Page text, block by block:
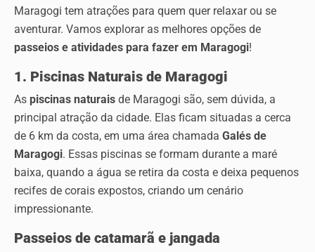
Maragogi tem atrações para quem quer relaxar ou se
aventurar. Vamos explorar as melhores opções de
passeios e atividades para fazer em Maragogi!
1. Piscinas Naturais de Maragogi
As piscinas naturais de Maragogi são, sem dúvida, a
principal atração da cidade. Elas ficam situadas a cerca
de 6 km da costa, em uma área chamada Galés de
Maragogi. Essas piscinas se formam durante a maré
baixa, quando a água se retira da costa e deixa pequenos
recifes de corais expostos, criando um cenário
impressionante.
Passeios de catamarã e jangada